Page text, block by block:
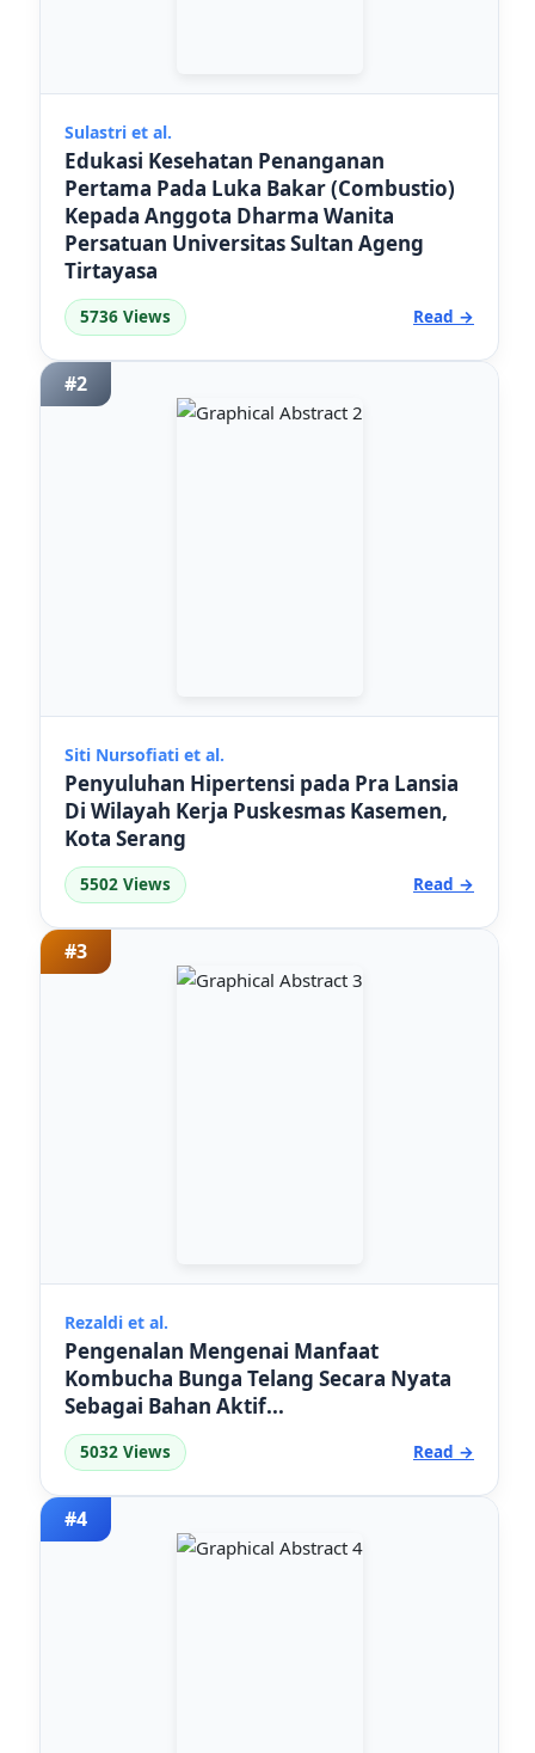
Sulastri et al.
Edukasi Kesehatan Penanganan
Pertama Pada Luka Bakar (Combustio)
Kepada Anggota Dharma Wanita
Persatuan Universitas Sultan Ageng
Tirtayasa
5736 Views Read →
#2
Siti Nursofiati et al.
Penyuluhan Hipertensi pada Pra Lansia
Di Wilayah Kerja Puskesmas Kasemen,
Kota Serang
5502 Views Read →
#3
Rezaldi et al.
Pengenalan Mengenai Manfaat
Kombucha Bunga Telang Secara Nyata
Sebagai Bahan Aktif...
5032 Views Read →
#4